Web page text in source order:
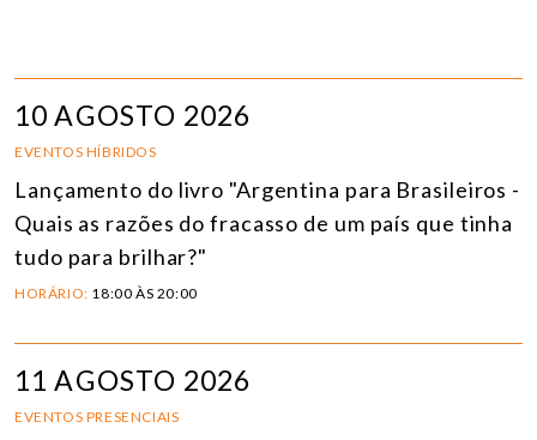
10 AGOSTO 2026
EVENTOS HÍBRIDOS
Lançamento do livro "Argentina para Brasileiros -
Quais as razões do fracasso de um país que tinha
tudo para brilhar?"
HORÁRIO: 18:00 ÀS 20:00
11 AGOSTO 2026
EVENTOS PRESENCIAIS